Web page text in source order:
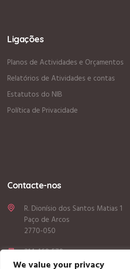
We value your privacy
Ligações
Planos de Actividades e Orçamentos
Relatórios de Atividades e contas
Estatutos do NIB
Política de Privacidade
Contacte-nos
R. Dionísio dos Santos Matias 1
Paço de Arcos
2770-050
214 460 570